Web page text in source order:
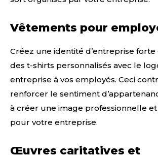
Vêtements pour
Créez une identité d’entreprise forte
des t-shirts personnalisés avec le
entreprise à vos employés. Ceci
renforcer le sentiment
à créer une image professionnelle
pour votre entreprise.
Œuvres caritatives et